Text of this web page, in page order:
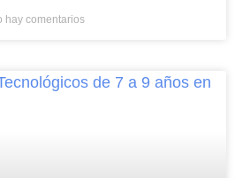
hay comentarios